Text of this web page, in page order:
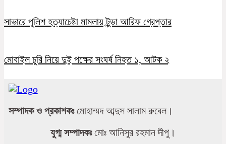
সাভারে পুলিশ হত্যাচেষ্টা মামলায় টুন্ডা আরিফ গ্রেপ্তার
মোবাইল চুরি নিয়ে দুই পক্ষের সংঘর্ষ নিহত ১, আটক ২
সম্পাদক ও প্রকাশকঃমোহাম্মদ আব্দুস সালাম রুবেল।
যুগ্ম সম্পাদকঃমোঃ আনিসুর রহমান দীপু।